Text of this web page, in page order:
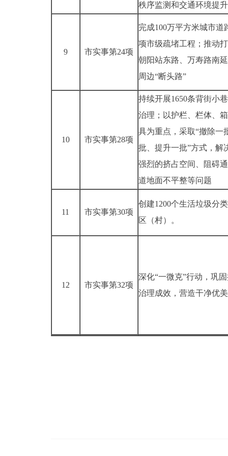
秩序监测和交通环境提
9 市实事第24项
完成100万平方米城市道
项市级疏堵工程；推动
朝阳站东路、万寿路南
周边“断头路”
10 市实事第28项
持续开展1650条背街小
治理；以护栏、栏体、
具为重点，采取“撤除一
批、提升一批”方式，解
强烈的挤占空间、阻碍
道地面不平整等问题
11 市实事第30项
创建1200个生活垃圾分
区（村）。
12 市实事第32项
深化“一微克”行动，巩
治理成效，营造干净优